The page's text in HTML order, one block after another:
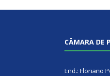
CÂMARA DE
End.: Floriano